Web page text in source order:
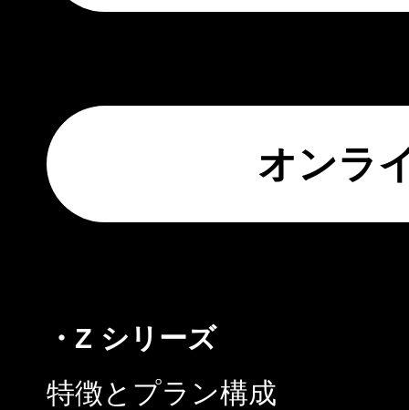
オンラ
・Z シリーズ
特徴とプラン構成